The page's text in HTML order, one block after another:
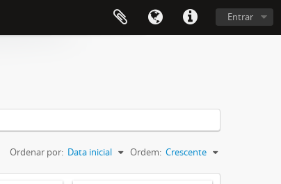
Entrar
Ordenar por: Data inicial Ordem: Crescente